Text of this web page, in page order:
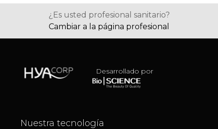
¿Es usted profesional sanitario?
Cambiar a la página profesional
Desarrollado por
Nuestra tecnología